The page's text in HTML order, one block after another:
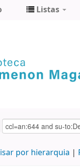
Listas
por hierarquia